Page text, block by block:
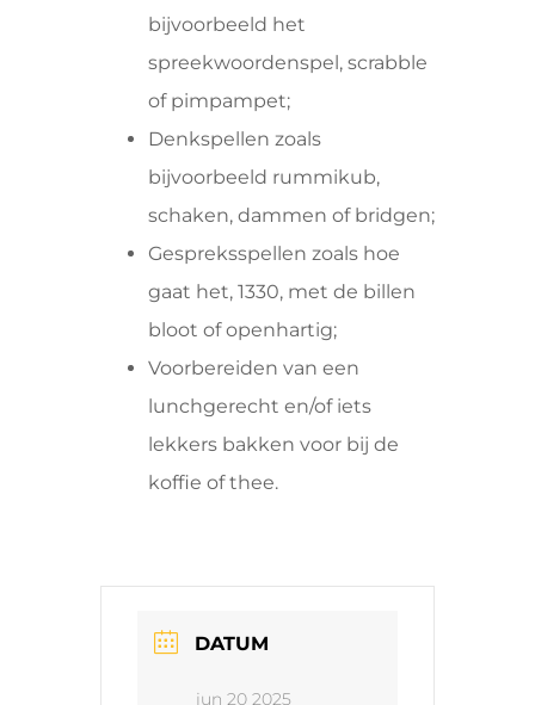
bijvoorbeeld het
spreekwoordenspel, scrabble
of pimpampet;
Denkspellen zoals
bijvoorbeeld rummikub,
schaken, dammen of bridgen;
Gespreksspellen zoals hoe
gaat het, 1330, met de billen
bloot of openhartig;
Voorbereiden van een
lunchgerecht en/of iets
lekkers bakken voor bij de
koffie of thee.
DATUM
jun 20 2025